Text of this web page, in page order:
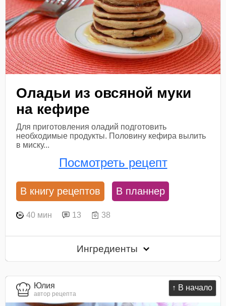
↑ В начало
Оладьи из овсяной муки
на кефире
Для приготовления оладий подготовить
необходимые продукты. Половину кефира вылить
в миску...
Посмотреть рецепт
В книгу рецептов В планнер
40 мин 13 38
Ингредиенты
Юлия
автор рецепта